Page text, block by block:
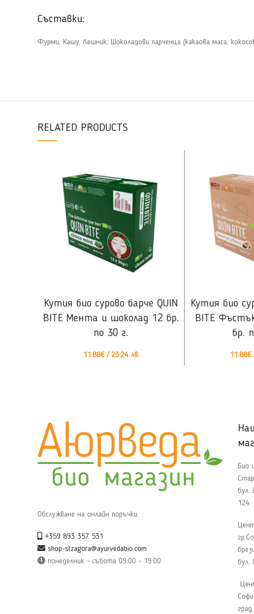
Съставки:
Фурми, Кашу, Лешник, Шоколадови парченца (какаова маса,
RELATED PRODUCTS
Кутия био сурово барче QUIN
BITE Мента и шоколад 12 бр.
по 30 г.
11.88€/ 23.24 лв.
Кутия био
BITE
бр.
11.88€/
Обслужване на онлайн поръчки:
+359 893 357 531
shop-stzagora@ayurvedabio.com
понеделник - събота 09:00 - 19:00
Био
бул.
124
бул.